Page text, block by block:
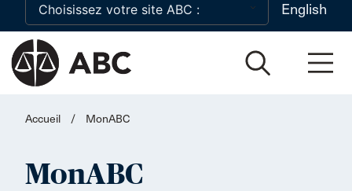
English
Accueil / MonABC
MonABC